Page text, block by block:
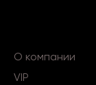
О компании
VIP